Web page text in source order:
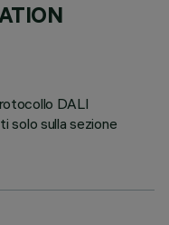
DALI
solo sulla sezione